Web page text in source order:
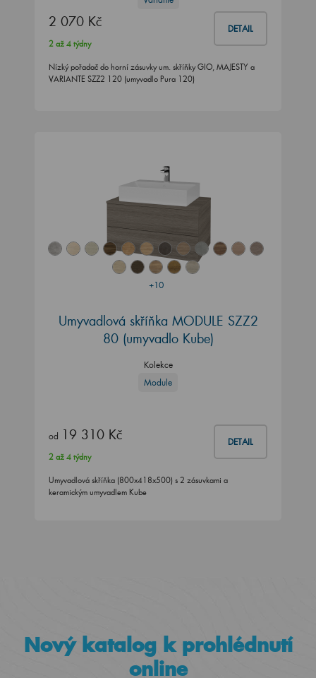
2 070 Kč DETAIL
2 až 4 týdny
Nízký pořadač do horní zásuvky um. skříňky GIO, MAJESTY a
VARIANTE SZZ2 120 (umyvadlo Pura 120)
+10
Umyvadlová skříňka MODULE SZZ2
80 (umyvadlo Kube)
Kolekce
Module
od 19 310 Kč DETAIL
2 až 4 týdny
Umyvadlová skříňka (800x418x500) s 2 zásuvkami a
keramickým umyvadlem Kube
Nový katalog k prohlédnutí
online